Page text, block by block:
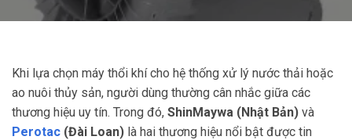
Khi lựa chọn máy thổi khí cho hệ thống xử lý nước thải hoặc
ao nuôi thủy sản, người dùng thường cân nhắc giữa các
thương hiệu uy tín. Trong đó, ShinMaywa (Nhật Bản) và
Perotac (Đài Loan) là hai thương hiệu nổi bật được tin